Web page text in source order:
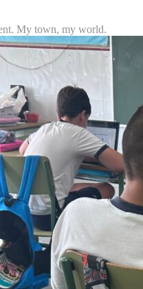
My town, my world.